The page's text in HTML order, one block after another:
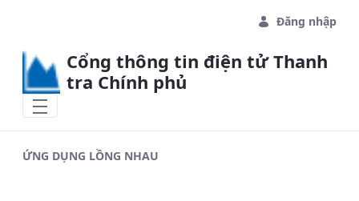
Đăng nhập
Cổng thông tin điện tử Thanh
tra Chính phủ
ỨNG DỤNG LỒNG NHAU